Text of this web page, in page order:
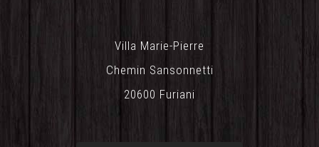
Villa Marie-Pierre
Chemin Sansonnetti
20600 Furiani